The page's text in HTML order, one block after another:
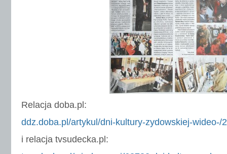
Relacja doba.pl:
ddz.doba.pl/artykul/dni-kultury-zydowskiej-wideo-/
i relacja tvsudecka.pl: